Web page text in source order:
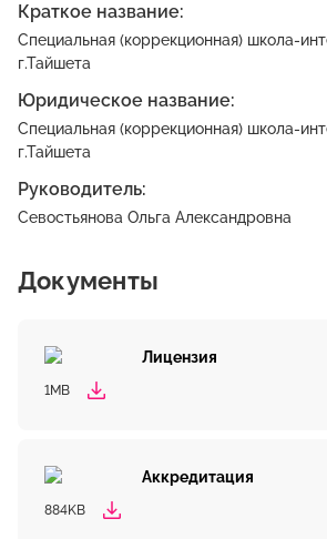
Краткое название:
Специальная (коррекционная) школа-
г.Тайшета
Юридическое название:
Специальная (коррекционная) школа-
г.Тайшета
Руководитель:
Севостьянова Ольга Александровна
Документы
Лицензия
1MB
Аккредитация
884KB